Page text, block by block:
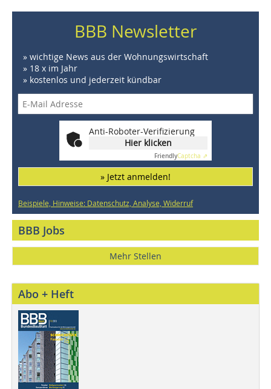
BBB Newsletter
» wichtige News aus der Wohnungswirtschaft
» 18 x im Jahr
» kostenlos und jederzeit kündbar
Anti-Roboter-Verifizierung
Hier klicken
FriendlyCaptcha ⇗
» Jetzt anmelden!
Beispiele, Hinweise: Datenschutz, Analyse, Widerruf
BBB Jobs
Mehr Stellen
Abo + Heft